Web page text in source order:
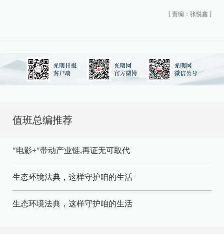
[ 责编：张悦鑫 ]
值班总编推荐
"电影+"带动产业链,再证无可取代
生态环境法典，这样守护咱的生活
生态环境法典，这样守护咱的生活